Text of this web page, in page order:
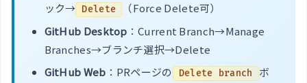
ック→ Delete
（Force Delete可）
GitHub Desktop ：Current Branch→Manage
Branches→ブランチ選択→Delete
GitHub Web ：PRページの Delete branch
ボ